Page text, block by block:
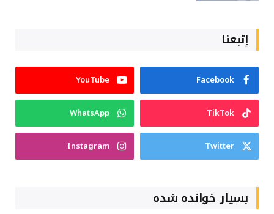
إتبعنا
Facebook
YouTube
TikTok
WhatsApp
Twitter
Instagram
بسیار خوانده شده